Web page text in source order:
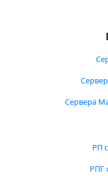
Сервера
РП
РПГ